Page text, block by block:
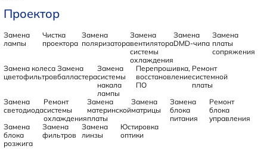
Проектор
Замена
лампы
Чистка
проектора
Замена
поляризатора
Замена
вентилятора
системы
охлаждения
Замена
DMD-чипа
Замена
платы
сопряжения
Замена колеса
цветофильтров
Замена
балластера
Замена
системы
накала
лампы
Перепрошивка,
восстановление
ПО
Ремонт
системной
платы
Замена
светодиода
Ремонт
системы
охлаждения
Замена
материнской
платы
Замена
матрицы
Замена
блока
питания
Ремонт
блока
управления
Замена
блока
розжига
Замена
фильтров
Замена
линзы
Юстировка
оптики